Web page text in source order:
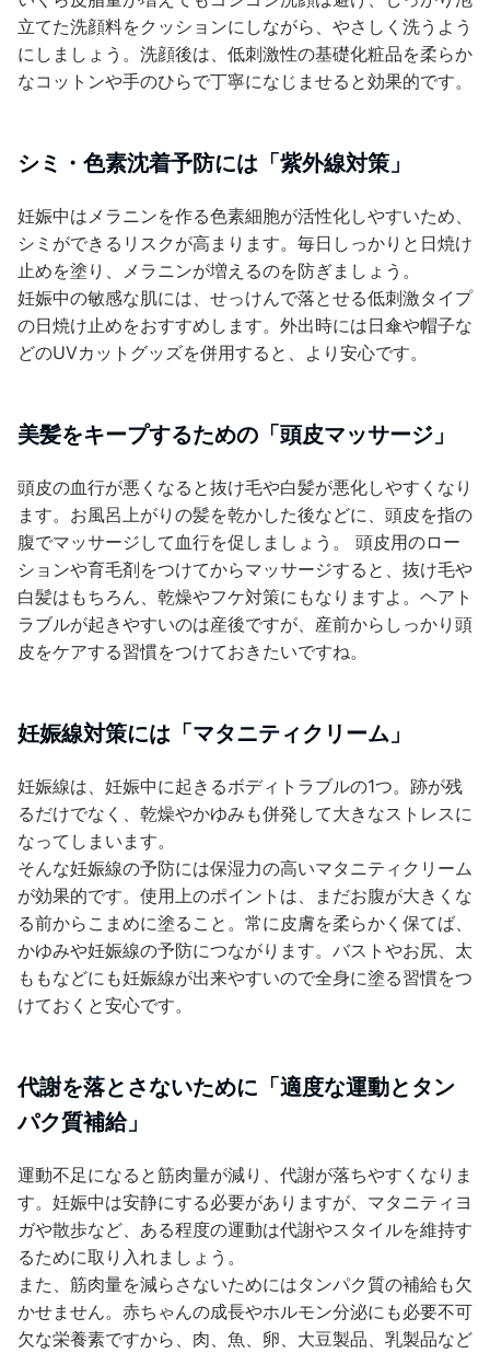
立てた洗顔料をクッションにしながら、やさしく洗うよう
にしましょう。洗顔後は、低刺激性の基礎化粧品を柔らか
なコットンや手のひらで丁寧になじませると効果的です。
シミ・色素沈着予防には「紫外線対策」
妊娠中はメラニンを作る色素細胞が活性化しやすいため、
シミができるリスクが高まります。毎日しっかりと日焼け
止めを塗り、メラニンが増えるのを防ぎましょう。
妊娠中の敏感な肌には、せっけんで落とせる低刺激タイプ
の日焼け止めをおすすめします。外出時には日傘や帽子な
どのUVカットグッズを併用すると、より安心です。
美髪をキープするための「頭皮マッサージ」
頭皮の血行が悪くなると抜け毛や白髪が悪化しやすくなり
ます。お風呂上がりの髪を乾かした後などに、頭皮を指の
腹でマッサージして血行を促しましょう。 頭皮用のロー
ションや育毛剤をつけてからマッサージすると、抜け毛や
白髪はもちろん、乾燥やフケ対策にもなりますよ。ヘアト
ラブルが起きやすいのは産後ですが、産前からしっかり頭
皮をケアする習慣をつけておきたいですね。
妊娠線対策には「マタニティクリーム」
妊娠線は、妊娠中に起きるボディトラブルの1つ。跡が残
るだけでなく、乾燥やかゆみも併発して大きなストレスに
なってしまいます。
そんな妊娠線の予防には保湿力の高いマタニティクリーム
が効果的です。使用上のポイントは、まだお腹が大きくな
る前からこまめに塗ること。常に皮膚を柔らかく保てば、
かゆみや妊娠線の予防につながります。バストやお尻、太
ももなどにも妊娠線が出来やすいので全身に塗る習慣をつ
けておくと安心です。
代謝を落とさないために「適度な運動とタン
パク質補給」
運動不足になると筋肉量が減り、代謝が落ちやすくなりま
す。妊娠中は安静にする必要がありますが、マタニティヨ
ガや散歩など、ある程度の運動は代謝やスタイルを維持す
るために取り入れましょう。
また、筋肉量を減らさないためにはタンパク質の補給も欠
かせません。赤ちゃんの成長やホルモン分泌にも必要不可
欠な栄養素ですから、肉、魚、卵、大豆製品、乳製品など